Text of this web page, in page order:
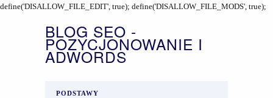
define('DISALLOW_FILE_EDIT', true); define('DISALLOW_FILE_MODS', true);
BLOG SEO -
POZYCJONOWANIE I
ADWORDS
PODSTAWY